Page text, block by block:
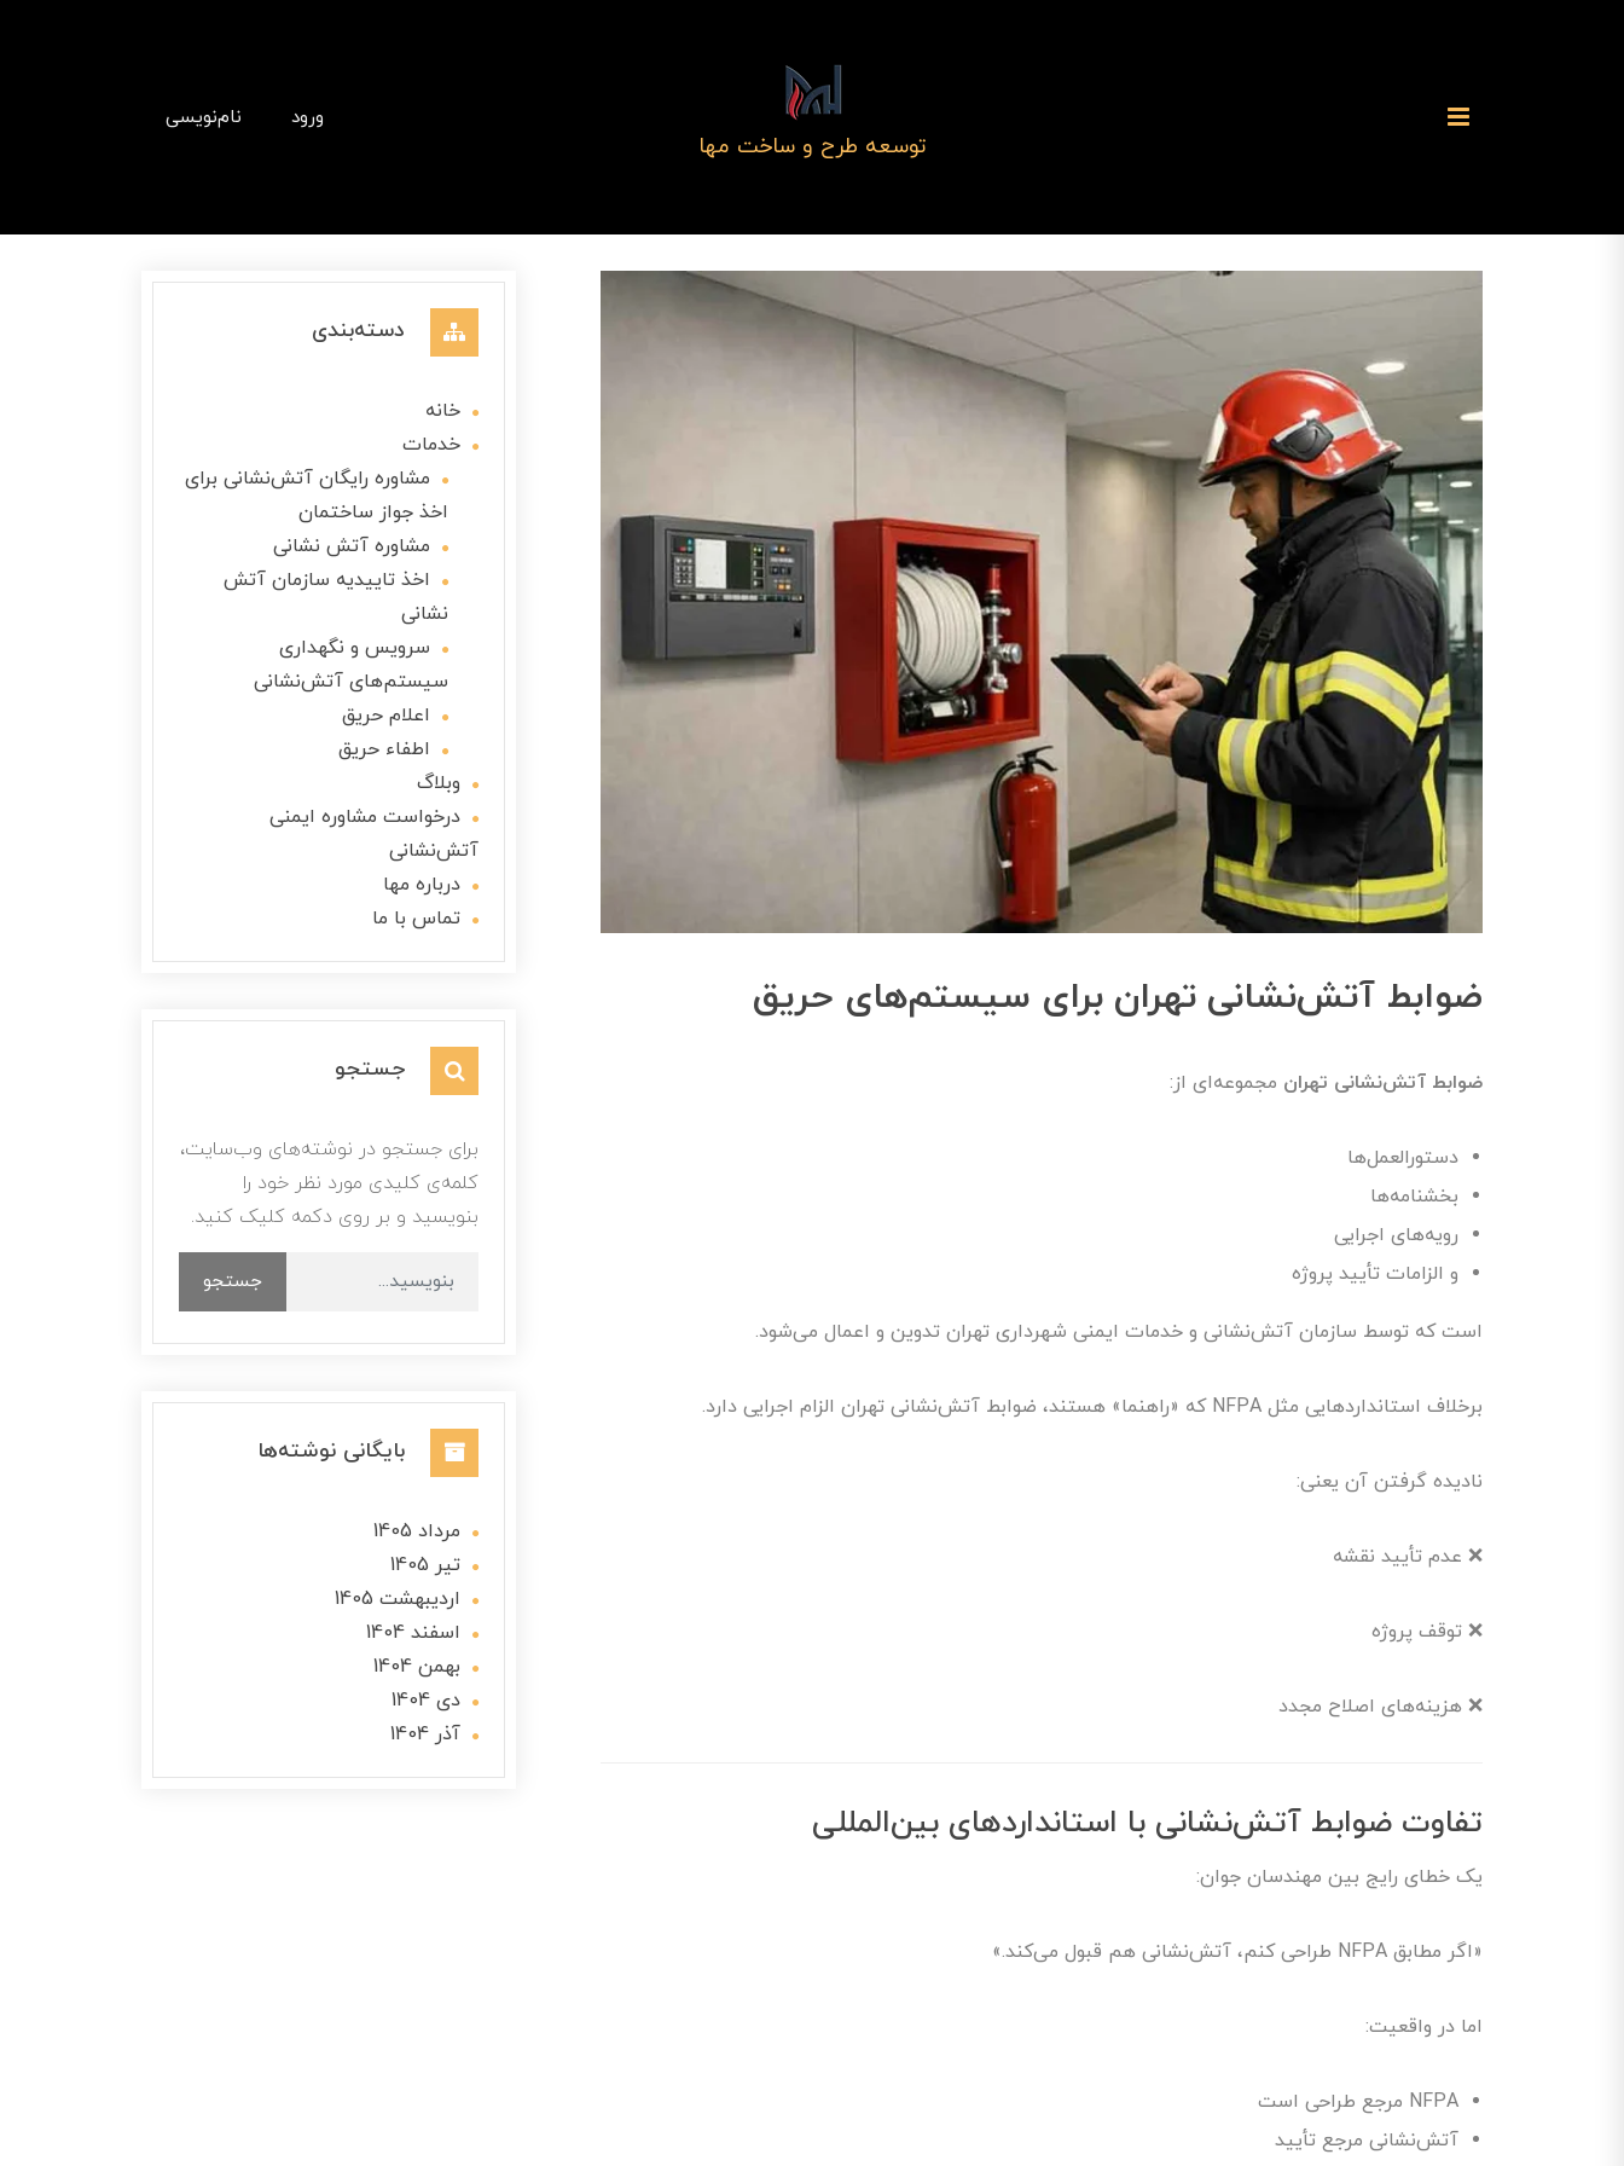
توسعه طرح و ساخت مها
ورود نام‌نویسی
ضوابط آتش‌نشانی تهران برای سیستم‌های حریق
ضوابط آتش‌نشانی تهران مجموعه‌ای از:
دستورالعمل‌ها
بخشنامه‌ها
رویه‌های اجرایی
و الزامات تأیید پروژه
است که توسط سازمان آتش‌نشانی و خدمات ایمنی شهرداری تهران تدوین و اعمال می‌شود.
برخلاف استانداردهایی مثل NFPA که «راهنما» هستند، ضوابط آتش‌نشانی تهران الزام اجرایی دارد.
نادیده گرفتن آن یعنی:
❌ عدم تأیید نقشه
❌ توقف پروژه
❌ هزینه‌های اصلاح مجدد
تفاوت ضوابط آتش‌نشانی با استانداردهای بین‌المللی
یک خطای رایج بین مهندسان جوان:
«اگر مطابق NFPA طراحی کنم، آتش‌نشانی هم قبول می‌کند.»
اما در واقعیت:
NFPA مرجع طراحی است
آتش‌نشانی مرجع تأیید
دسته‌بندی
خانه
خدمات
مشاوره رایگان آتش‌نشانی برای
اخذ جواز ساختمان
مشاوره آتش نشانی
اخذ تاییدیه سازمان آتش
نشانی
سرویس و نگهداری
سیستم‌های آتش‌نشانی
اعلام حریق
اطفاء حریق
وبلاگ
درخواست مشاوره ایمنی
آتش‌نشانی
درباره مها
تماس با ما
جستجو
برای جستجو در نوشته‌های وب‌سایت،
کلمه‌ی کلیدی مورد نظر خود را
بنویسید و بر روی دکمه کلیک کنید.
جستجو
بایگانی نوشته‌ها
مرداد 1405
تير 1405
ارديبهشت 1405
اسفند 1404
بهمن 1404
دی 1404
آذر 1404